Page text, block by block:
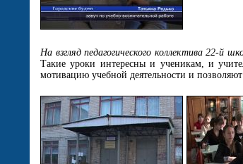
На взгляд педагогического коллектива 22-й
Такие уроки интересны и ученикам, и
мотивацию учебной деятельности и